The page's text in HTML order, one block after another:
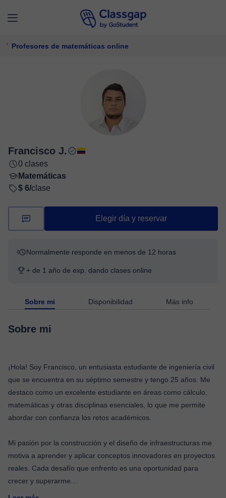
Profesores de matemáticas online
Francisco J.
0 clases
Matemáticas
$ 6/clase
Elegir día y reservar
Normalmente responde en menos de 12 horas
+ de 1 año de exp. dando clases online
Sobre mi Disponibilidad Más info
Sobre mi
¡Hola! Soy Francisco, un entusiasta estudiante de ingeniería civil
que se encuentra en su séptimo semestre y tengo 25 años. Me
destaco como un excelente estudiante en áreas como cálculo,
matemáticas y otras disciplinas esenciales, lo que me permite
abordar con confianza los retos académicos.
Mi pasión por la construcción y el diseño de infraestructuras me
motiva a aprender y aplicar conceptos innovadores en proyectos
reales. Cada desafío que enfrento es una oportunidad para
crecer y superarme.